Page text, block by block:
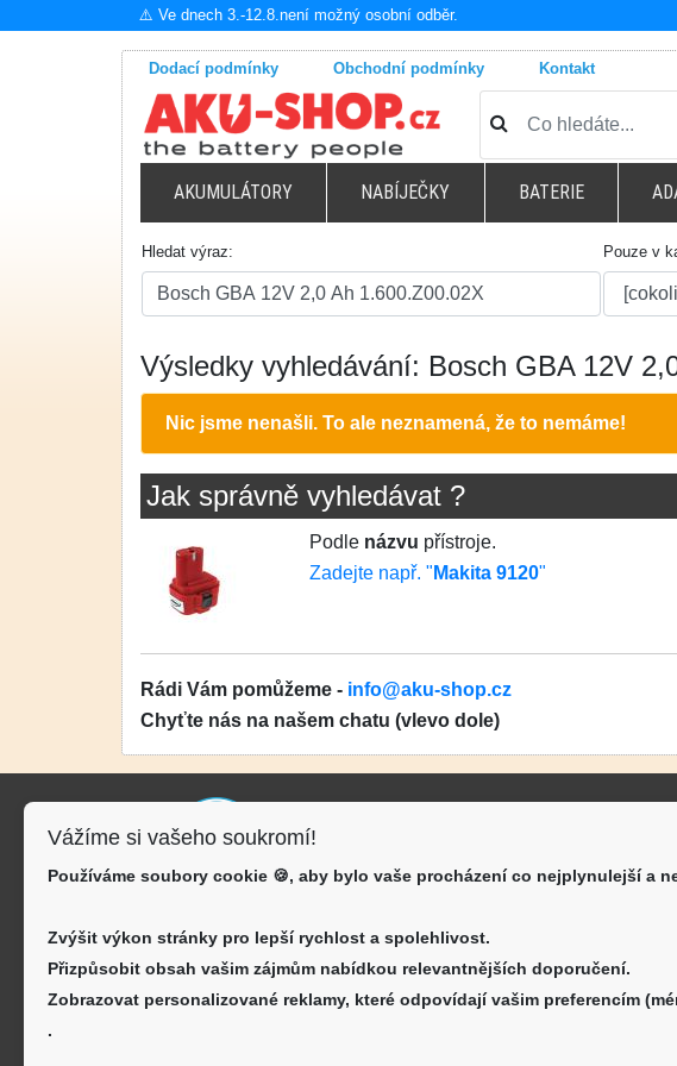
⚠️ Ve dnech 3.-12.8.není možný osobní odběr.
Dodací podmínky Obchodní podmínky Kontakt
AKUMULÁTORY NABÍJEČKY BATERIE
Hledat výraz: Pouze v
Výsledky vyhledávání: Bosch GBA 12V
Nic jsme nenašli. To ale neznamená, že to nemáme!
Jak správně vyhledávat ?
Podle názvu přístroje.
Zadejte např. " Makita 9120"
Rádi Vám pomůžeme - info@aku-shop.cz
Chyťte nás na našem chatu (vlevo dole)
J.Š.Baara 1331/34,
720 500 500
Vážíme si vašeho soukromí!
Používáme soubory cookie 🍪, aby bylo vaše procházení co nejplynulejší a
Zvýšit výkon stránky pro lepší rychlost a spolehlivost.
Přizpůsobit obsah vašim zájmům nabídkou relevantnějších doporučení.
Zobrazovat personalizované reklamy, které odpovídají vašim preferencím
.